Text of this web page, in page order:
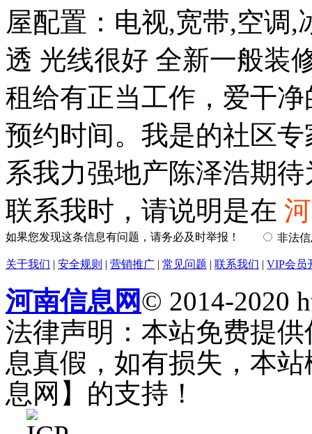
屋配置：电视,宽带,空调
透 光线很好 全新一般装
租给有正当工作，爱干
预约时间。我是的社区
系我力强地产陈泽浩期
联系我时，请说明是在
如果您发现这条信息有问题，请务必及时举报！ 非法
关于我们 | 安全规则 | 营销推广 | 常见问题 | 联系我们 | VIP会员
河南信息网© 2014-2020
法律声明：本站免费提
息真假，如有损失，本
息网】的支持！